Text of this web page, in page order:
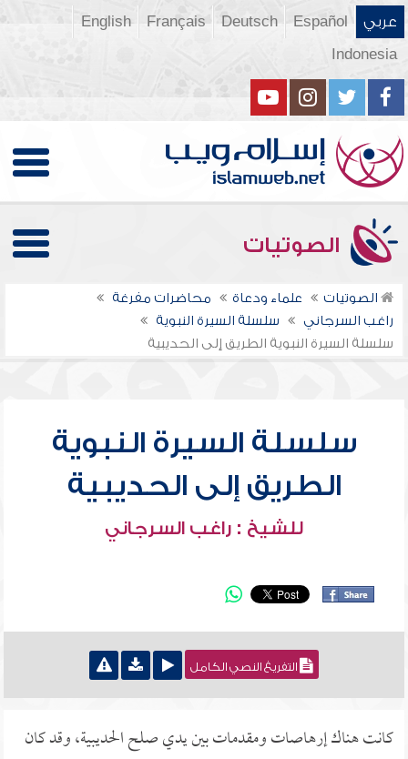
عربي Español
Deutsch
Français
English
Indonesia
الصوتيات
الصوتيات علماء ودعاة
محاضرات مفرغة
راغب السرجاني
سلسلة السيرة النبوية
سلسلة السيرة النبوية الطريق إلى الحديبية
سلسلة السيرة النبوية
الطريق إلى الحديبية
للشيخ : راغب السرجاني
التفريغ النصي الكامل
كانت هناك إرهاصات ومقدمات بين يدي صلح الحديبية، وقد كان